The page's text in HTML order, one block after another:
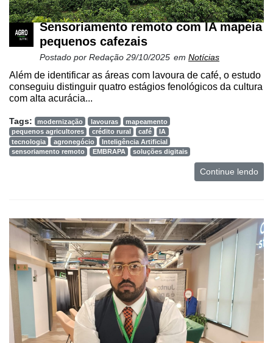
Sensoriamento remoto com IA mapeia
pequenos cafezais
Postado por Redação 29/10/2025 em Notícias
Além de identificar as áreas com lavoura de café, o estudo
conseguiu distinguir quatro estágios fenológicos da cultura
com alta acurácia...
Tags: modernização lavouras
mapeamento
pequenos agricultores
crédito rural café
IA
tecnologia
agronegócio
Inteligência Artificial
sensoriamento remoto
EMBRAPA soluções digitais
Continue lendo